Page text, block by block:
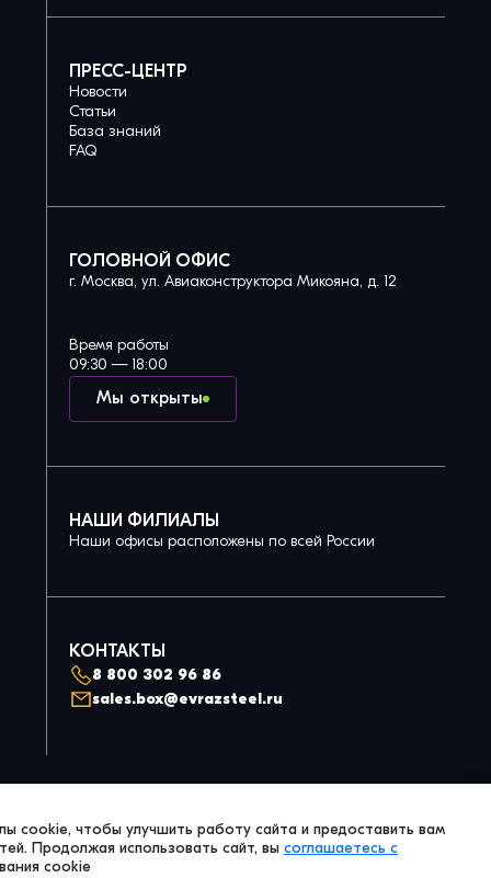
cookie, чтобы улучшить работу сайта и предоставить вам
Продолжая использовать сайт, вы соглашаетесь с
cookie
ПРЕСС-ЦЕНТР
Новости
Статьи
База знаний
FAQ
ГОЛОВНОЙ ОФИС
г. Москва, ул. Авиаконструктора Микояна, д. 12
Мы открыты
Время работы
09:30 — 18:00
НАШИ ФИЛИАЛЫ
Наши офисы расположены по всей России
КОНТАКТЫ
8 800 302 96 86
sales.box@evrazsteel.ru
© 2026 Evraz Steel Box. All Right Reserved.